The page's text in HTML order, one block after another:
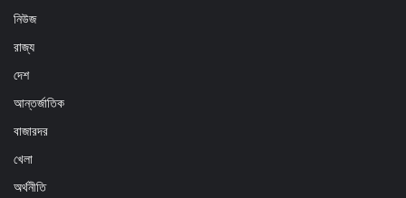
নিউজ
রাজ্য
দেশ
আন্তর্জাতিক
বাজারদর
খেলা
অর্থনীতি